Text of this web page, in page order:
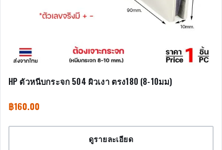
HP ตัวหนีบกระจก 504 ผิวเงา ตรง180 (8-10มม)
฿160.00
ดูรายละเอียด